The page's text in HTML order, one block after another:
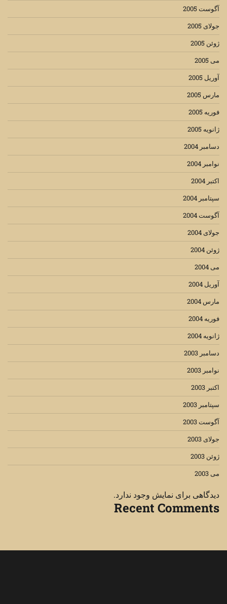
آگوست 2005
جولای 2005
ژوئن 2005
می 2005
آوریل 2005
مارس 2005
فوریه 2005
ژانویه 2005
دسامبر 2004
نوامبر 2004
اکتبر 2004
سپتامبر 2004
آگوست 2004
جولای 2004
ژوئن 2004
می 2004
آوریل 2004
مارس 2004
فوریه 2004
ژانویه 2004
دسامبر 2003
نوامبر 2003
اکتبر 2003
سپتامبر 2003
آگوست 2003
جولای 2003
ژوئن 2003
می 2003
دیدگاهی برای نمایش وجود ندارد.
Recent Comments